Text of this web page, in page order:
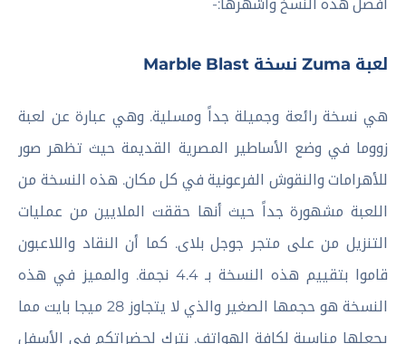
أفضل هذه النسخ وأشهرها:-
لعبة Zuma نسخة Marble Blast
هي نسخة رائعة وجميلة جداً ومسلية. وهي عبارة عن لعبة
زووما في وضع الأساطير المصرية القديمة حيث تظهر صور
للأهرامات والنقوش الفرعونية في كل مكان. هذه النسخة من
اللعبة مشهورة جداً حيث أنها حققت الملايين من عمليات
التنزيل من على متجر جوجل بلاى. كما أن النقاد واللاعبون
قاموا بتقييم هذه النسخة بـ 4.4 نجمة. والمميز في هذه
النسخة هو حجمها الصغير والذي لا يتجاوز 28 ميجا بايت مما
يجعلها مناسبة لكافة الهواتف. نترك لحضراتكم في الأسفل